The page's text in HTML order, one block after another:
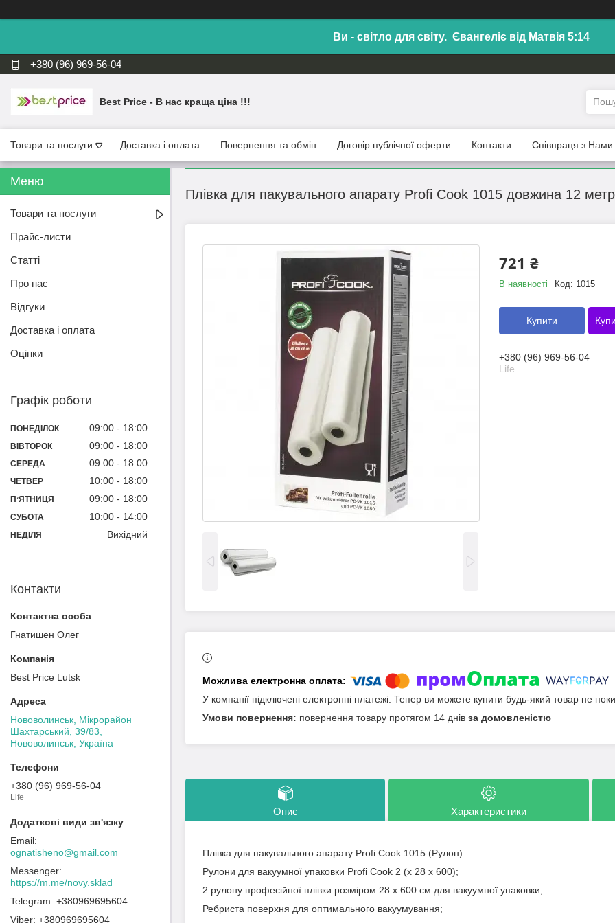
Ви - світло для світу. Євангеліє від Матвія 5:14
+380 (96) 969-56-04
Best Price - В нас краща ціна !!!
Товари та послуги Доставка і оплата Повернення та обмін Договір публічної оферти Контакти Співпраця з Нами
Плівка для пакувального апарату Profi Cook 1015 довжина 12
721 ₴
В наявності Код: 1015
Купити
+380 (96) 969-56-04
Life
У компанії підключені електронні платежі. Тепер ви можете купити будь-який товар не
повернення товару протягом 14 днів за домовленістю
Опис Характеристики
Плівка для пакувального апарату Profi Cook 1015 (Рулон)
Рулони для вакуумної упаковки Profi Cook 2 (x 28 x 600);
2 рулону професійної плівки розміром 28 x 600 см для вакуумної упаковки;
Ребриста поверхня для оптимального вакуумування;
Товари та послуги
Прайс-листи
Статті
Про нас
Відгуки
Доставка і оплата
Оцінки
Графік роботи
ПОНЕДІЛОК 09:00 18:00
ВІВТОРОК 09:00 18:00
СЕРЕДА 09:00 18:00
ЧЕТВЕР 10:00 18:00
ПʼЯТНИЦЯ 09:00 18:00
СУБОТА 10:00 14:00
НЕДІЛЯ Вихідний
Контакти
Гнатишен Олег
Best Price Lutsk
Нововолинськ, Мікрорайон
Шахтарський, 39/83,
Нововолинськ, Україна
+380 (96) 969-56-04
Life
ognatisheno@gmail.com
https://m.me/novy.sklad
+380969695604
+380969695604